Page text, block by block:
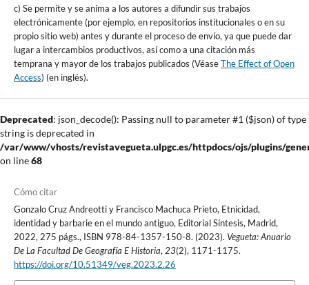
c) Se permite y se anima a los autores a difundir sus trabajos
electrónicamente (por ejemplo, en repositorios institucionales o en su
propio sitio web) antes y durante el proceso de envío, ya que puede dar
lugar a intercambios productivos, así como a una citación más
temprana y mayor de los trabajos publicados (VéaseThe Effect of Open
Access) (en inglés).
Deprecated: json_decode(): Passing null to parameter #1 ($json) of type
string is deprecated in
/var/www/vhosts/revistavegueta.ulpgc.es/httpdocs/ojs/plugins/
on line68
Cómo citar
Gonzalo Cruz Andreotti y Francisco Machuca Prieto, Etnicidad,
identidad y barbarie en el mundo antiguo, Editorial Síntesis, Madrid,
2022, 275 págs., ISBN 978-84-1357-150-8. (2023). Vegueta: Anuario
De La Facultad De Geografía E Historia,23(2), 1171-1175.
https://doi.org/10.51349/veg.2023.2.26